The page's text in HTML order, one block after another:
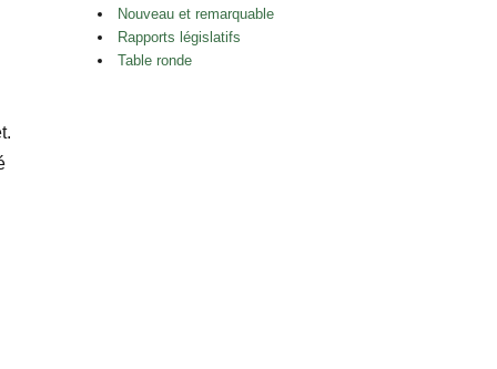
Nouveau et remarquable
Rapports législatifs
Table ronde